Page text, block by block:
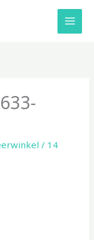
/ 14